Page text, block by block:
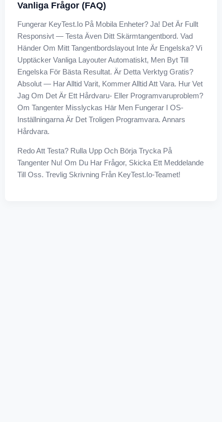
Vanliga Frågor (FAQ)
Fungerar KeyTest.io På Mobila Enheter? Ja! Det Är Fullt
Responsivt — Testa Även Ditt Skärmtangentbord. Vad
Händer Om Mitt Tangentbordslayout Inte Är Engelska? Vi
Upptäcker Vanliga Layouter Automatiskt, Men Byt Till
Engelska För Bästa Resultat. Är Detta Verktyg Gratis?
Absolut — Har Alltid Varit, Kommer Alltid Att Vara. Hur Vet
Jag Om Det Är Ett Hårdvaru- Eller Programvaruproblem?
Om Tangenter Misslyckas Här Men Fungerar I OS-
Inställningarna Är Det Troligen Programvara. Annars
Hårdvara.
Redo Att Testa? Rulla Upp Och Börja Trycka På
Tangenter Nu! Om Du Har Frågor, Skicka Ett Meddelande
Till Oss. Trevlig Skrivning Från KeyTest.io-Teamet!